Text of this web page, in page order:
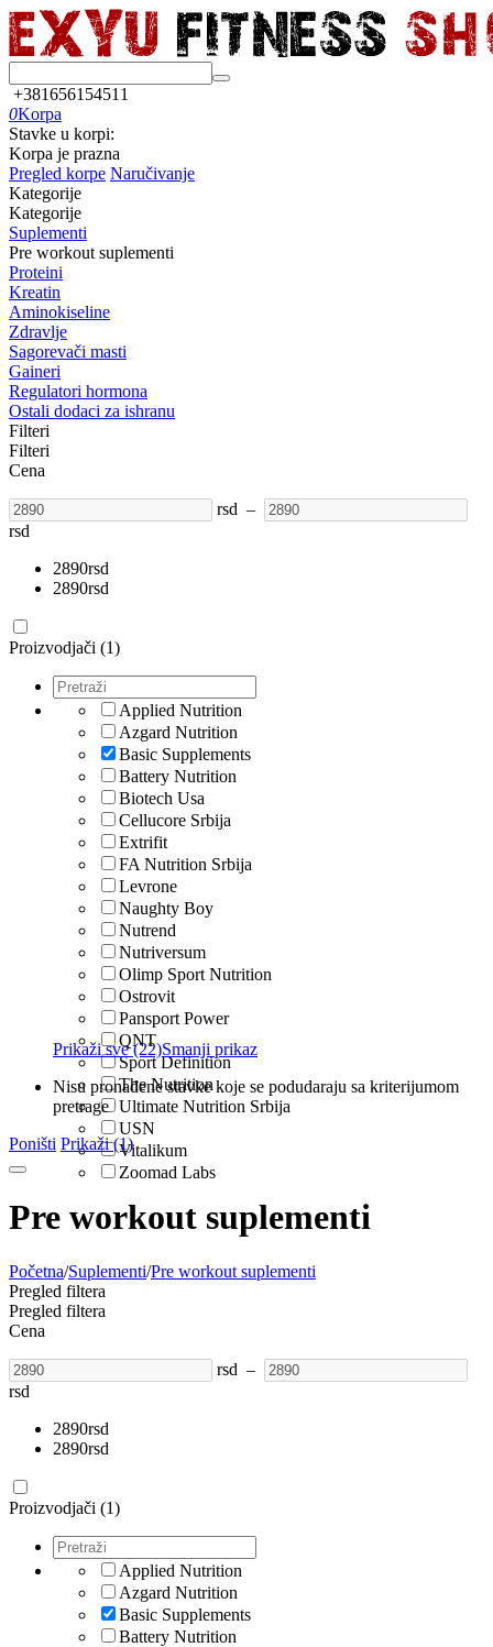
+381656154511
0Korpa
Stavke u korpi:
Korpa je prazna
Pregled korpe Naručivanje
Kategorije
Kategorije
Suplementi
Pre workout suplementi
Proteini
Kreatin
Aminokiseline
Zdravlje
Sagorevači masti
Gaineri
Regulatori hormona
Ostali dodaci za ishranu
Filteri
Filteri
Cena
rsd –
rsd
2890rsd
2890rsd
Proizvodjači (1)
Applied Nutrition
Azgard Nutrition
Basic Supplements
Battery Nutrition
Biotech Usa
Cellucore Srbija
Extrifit
FA Nutrition Srbija
Levrone
Naughty Boy
Nutrend
Nutriversum
Olimp Sport Nutrition
Ostrovit
Pansport Power
QNT
Sport Definition
The Nutrition
Ultimate Nutrition Srbija
USN
Vitalikum
Zoomad Labs
Prikaži sve (22)Smanji prikaz
Nisu pronađene stavke koje se podudaraju sa kriterijumom
pretrage
Poništi Prikaži (1)
Pre workout suplementi
Početna/Suplementi/Pre workout suplementi
Pregled filtera
Pregled filtera
Cena
rsd –
rsd
2890rsd
2890rsd
Proizvodjači (1)
Applied Nutrition
Azgard Nutrition
Basic Supplements
Battery Nutrition